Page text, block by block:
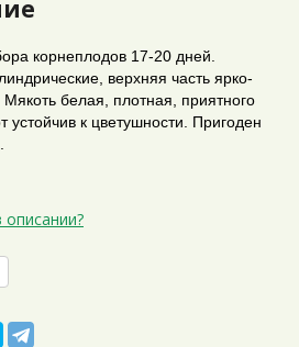
корнеплодов 17-20 дней.
верхняя часть ярко-
белая, плотная, приятного
устойчив к цветушности. Пригоден